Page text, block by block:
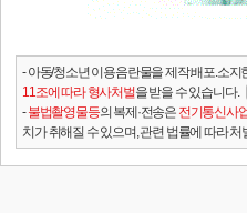
- 아동/청소년 이용음란물을 제작.배포.소지
11조에 따라 형사처벌을 받을 수 있습니다.
-불법촬영물등의 복제·전송은 전기통신사
치가 취해질 수 있으며, 관련 법률에 따라